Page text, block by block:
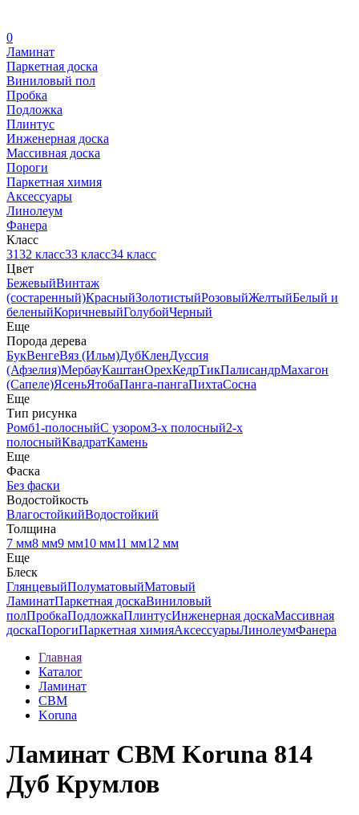
0
Ламинат
Паркетная доска
Виниловый пол
Пробка
Подложка
Плинтус
Инженерная доска
Массивная доска
Пороги
Паркетная химия
Аксессуары
Линолеум
Фанера
Класс
3132 класс33 класс34 класс
Цвет
БежевыйВинтаж
(состаренный)КрасныйЗолотистыйРозовыйЖелтыйБелый и
беленыйКоричневыйГолубойЧерный
Еще
Порода дерева
БукВенгеВяз (Ильм)ДубКленДуссия
(Афзелия)МербауКаштанОрехКедрТикПалисандрМахагон
(Сапеле)ЯсеньЯтобаПанга-пангаПихтаСосна
Еще
Тип рисунка
Ромб1-полосныйС узором3-х полосный2-х
полосныйКвадратКамень
Еще
Фаска
Без фаски
Водостойкость
ВлагостойкийВодостойкий
Толщина
7 мм8 мм9 мм10 мм11 мм12 мм
Еще
Блеск
ГлянцевыйПолуматовыйМатовый
ЛаминатПаркетная доскаВиниловый
полПробкаПодложкаПлинтусИнженерная доскаМассивная
доскаПорогиПаркетная химияАксессуарыЛинолеумФанера
Главная
Каталог
Ламинат
CBM
Koruna
Ламинат CBM Koruna 814
Дуб Крумлов